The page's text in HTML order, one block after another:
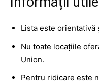
Lista este orientativă
Nu toate locațiile
Union.
Pentru ridicare este